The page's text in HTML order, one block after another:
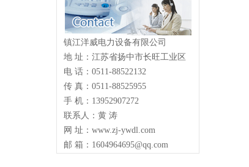
镇江洋威电力设备有限公司
地 址：江苏省扬中市长旺工业区
电 话：0511-88522132
传 真：0511-88525955
手 机：13952907272
联系人：黄 涛
网 址：www.zj-ywdl.com
邮 箱：1604964695@qq.com